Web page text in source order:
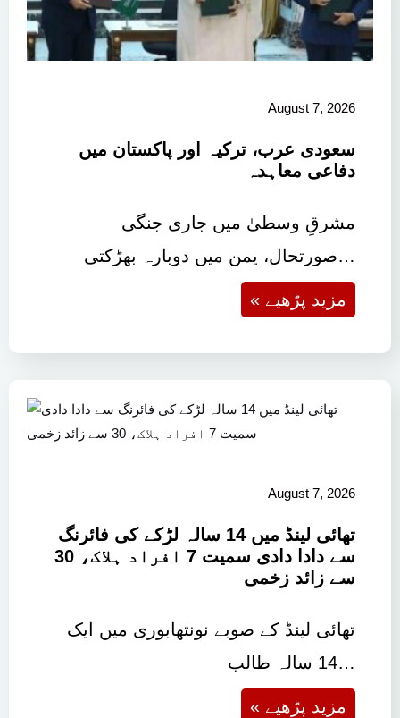
August 7, 2026
سعودی عرب، ترکیہ اور پاکستان میں
دفاعی معاہدہ
مشرقِ وسطیٰ میں جاری جنگی
صورتحال، یمن میں دوبارہ بھڑکتی…
« مزید پڑھیے
August 7, 2026
تھائی لینڈ میں 14 سالہ لڑکے کی فائرنگ
سے دادا دادی سمیت 7 افراد ہلاک، 30
سے زائد زخمی
تھائی لینڈ کے صوبے نونتھابوری میں ایک
14 سالہ طالب…
« مزید پڑھیے